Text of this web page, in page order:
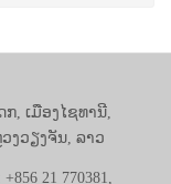
ກ, ເມືອງໄຊທານີ,
ງວຽງຈັນ, ລາວ
21 770381,